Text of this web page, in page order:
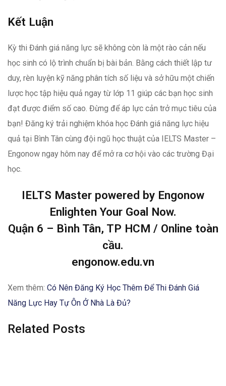
Kết Luận
Kỳ thi Đánh giá năng lực sẽ không còn là một rào cản nếu
học sinh có lộ trình chuẩn bị bài bản. Bằng cách thiết lập tư
duy, rèn luyện kỹ năng phân tích số liệu và sở hữu một chiến
lược học tập hiệu quả ngay từ lớp 11 giúp các bạn học sinh
đạt được điểm số cao. Đừng để áp lực cản trở mục tiêu của
bạn! Đăng ký trải nghiệm khóa học Đánh giá năng lực hiệu
quả tại Bình Tân cùng đội ngũ học thuật của IELTS Master –
Engonow ngay hôm nay để mở ra cơ hội vào các trường Đại
học.
IELTS Master powered by Engonow
Enlighten Your Goal Now.
Quận 6 – Bình Tân, TP HCM / Online toàn
cầu.
engonow.edu.vn
Xem thêm: Có Nên Đăng Ký Học Thêm Để Thi Đánh Giá
Năng Lực Hay Tự Ôn Ở Nhà Là Đủ?
Related Posts